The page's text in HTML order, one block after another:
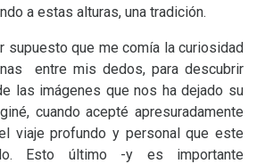
a estas alturas, una tradición.
supuesto que me comía la curiosidad
entre mis dedos, para descubrir
las imágenes que nos ha dejado su
cuando acepté apresuradamente
viaje profundo y personal que este
Esto último -y es importante